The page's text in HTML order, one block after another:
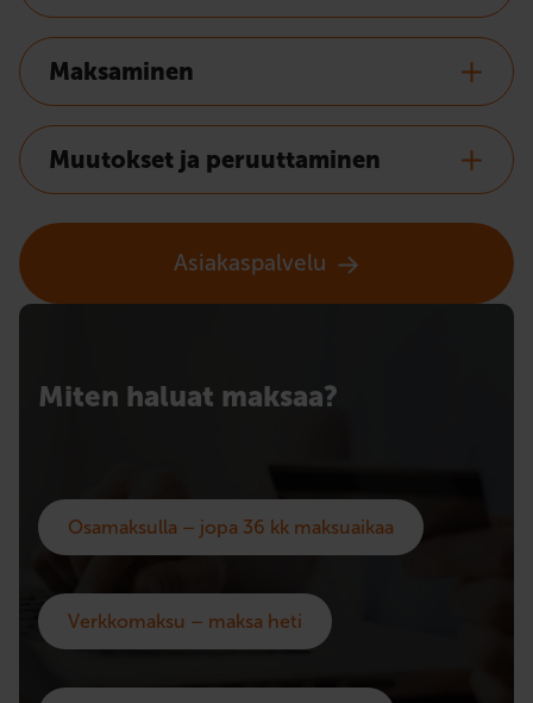
Maksaminen
Muutokset ja peruuttaminen
Asiakaspalvelu
Miten haluat maksaa?
Osamaksulla – jopa 36 kk maksuaikaa
Verkkomaksu – maksa heti